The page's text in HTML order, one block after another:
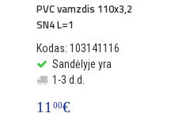
PVC vamzdis 110x3,2
SN4 L=1
Kodas: 103141116
Sandėlyje yra
1-3 d.d.
1100€